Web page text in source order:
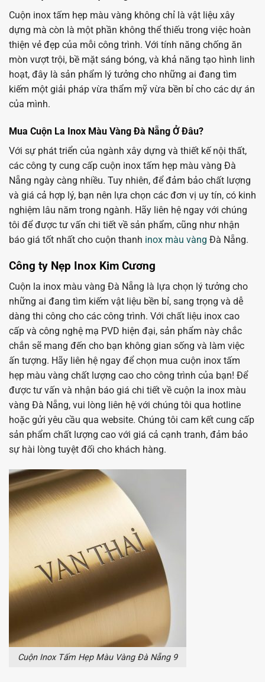
Cuộn inox tấm hẹp màu vàng không chỉ là vật liệu xây
dựng mà còn là một phần không thể thiếu trong việc hoàn
thiện vẻ đẹp của mỗi công trình. Với tính năng chống ăn
mòn vượt trội, bề mặt sáng bóng, và khả năng tạo hình linh
hoạt, đây là sản phẩm lý tưởng cho những ai đang tìm
kiếm một giải pháp vừa thẩm mỹ vừa bền bỉ cho các dự án
của mình.
Mua Cuộn La Inox Màu Vàng Đà Nẵng Ở Đâu?
Với sự phát triển của ngành xây dựng và thiết kế nội thất,
các công ty cung cấp cuộn inox tấm hẹp màu vàng Đà
Nẵng ngày càng nhiều. Tuy nhiên, để đảm bảo chất lượng
và giá cả hợp lý, bạn nên lựa chọn các đơn vị uy tín, có kinh
nghiệm lâu năm trong ngành. Hãy liên hệ ngay với chúng
tôi để được tư vấn chi tiết về sản phẩm, cũng như nhận
báo giá tốt nhất cho cuộn thanh inox màu vàng Đà Nẵng.
Công ty Nẹp Inox Kim Cương
Cuộn la inox màu vàng Đà Nẵng là lựa chọn lý tưởng cho
những ai đang tìm kiếm vật liệu bền bỉ, sang trọng và dễ
dàng thi công cho các công trình. Với chất liệu inox cao
cấp và công nghệ mạ PVD hiện đại, sản phẩm này chắc
chắn sẽ mang đến cho bạn không gian sống và làm việc
ấn tượng. Hãy liên hệ ngay để chọn mua cuộn inox tấm
hẹp màu vàng chất lượng cao cho công trình của bạn! Để
được tư vấn và nhận báo giá chi tiết về cuộn la inox màu
vàng Đà Nẵng, vui lòng liên hệ với chúng tôi qua hotline
hoặc gửi yêu cầu qua website. Chúng tôi cam kết cung cấp
sản phẩm chất lượng cao với giá cả cạnh tranh, đảm bảo
sự hài lòng tuyệt đối cho khách hàng.
Cuộn Inox Tấm Hẹp Màu Vàng Đà Nẵng 9